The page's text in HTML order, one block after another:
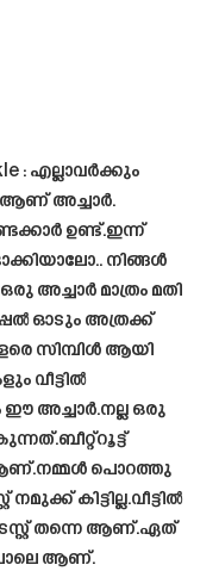
: എല്ലാവർക്കും
ആണ് അച്ചാർ.
ഉണ്ട്.ഇന്ന്
നിങ്ങൾ
അച്ചാർ മാത്രം മതി
ഓടും അത്രക്ക്
സിമ്പിൾ ആയി
വീട്ടിൽ
അച്ചാർ.നല്ല ഒരു
ആണ്.നമ്മൾ പൊറത്തു
കിട്ടില്ല.വീട്ടിൽ
തന്നെ ആണ്.ഏത്
ആണ്.